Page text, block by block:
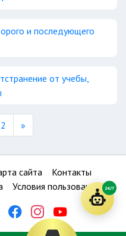
и последующего
от учебы,
2 »Next
сайта
Контакты
Условия пользования 24/7